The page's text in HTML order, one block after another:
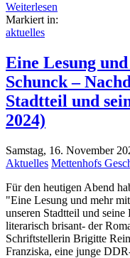
Weiterlesen
Markiert in:
aktuelles
Eine Lesung
Schunck –
Stadtteil und
2024)
Samstag, 16. November
Aktuelles Mettenhofs
Für den heutigen Abend
"Eine Lesung und mehr
unseren Stadtteil und
literarisch brisant- der
Schriftstellerin Brigitte
Franziska, eine junge